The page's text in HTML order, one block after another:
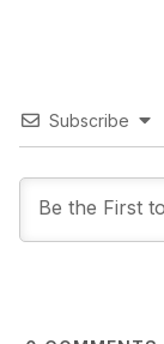
Subscribe